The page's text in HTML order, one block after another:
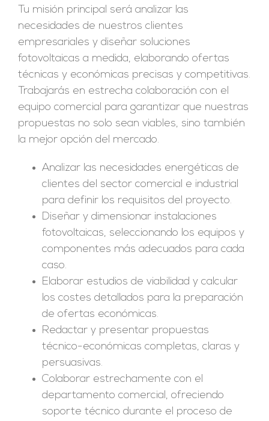
Tu misión principal será analizar las
necesidades de nuestros clientes
empresariales y diseñar soluciones
fotovoltaicas a medida, elaborando ofertas
técnicas y económicas precisas y competitivas.
Trabajarás en estrecha colaboración con el
equipo comercial para garantizar que nuestras
propuestas no solo sean viables, sino también
la mejor opción del mercado.
Analizar las necesidades energéticas de
clientes del sector comercial e industrial
para definir los requisitos del proyecto.
Diseñar y dimensionar instalaciones
fotovoltaicas, seleccionando los equipos y
componentes más adecuados para cada
caso.
Elaborar estudios de viabilidad y calcular
los costes detallados para la preparación
de ofertas económicas.
Redactar y presentar propuestas
técnico-económicas completas, claras y
persuasivas.
Colaborar estrechamente con el
departamento comercial, ofreciendo
soporte técnico durante el proceso de